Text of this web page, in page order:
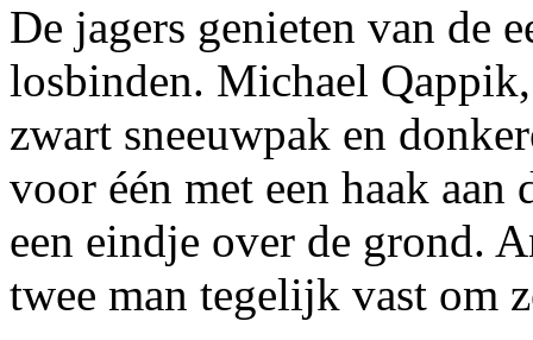
De jagers genieten van de
losbinden. Michael
zwart sneeuwpak en
voor één met een haak aan
een eindje over de grond.
twee man tegelijk vast om